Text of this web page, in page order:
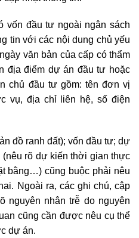
vốn đầu tư ngoài ngân sách
tin với các nội dung chủ yếu
văn bản của cấp có thẩm
địa điểm dự án đầu tư hoặc
chủ đầu tư gồm: tên đơn vị
vụ, địa chỉ liên hệ, số điện
đồ ranh đất); vốn đầu tư; dự
rõ dự kiến thời gian thực
bằng…) cũng buộc phải nêu
Ngoài ra, các ghi chú, cập
nguyên nhân trễ do nguyên
cũng cần được nêu cụ thể
dự án.